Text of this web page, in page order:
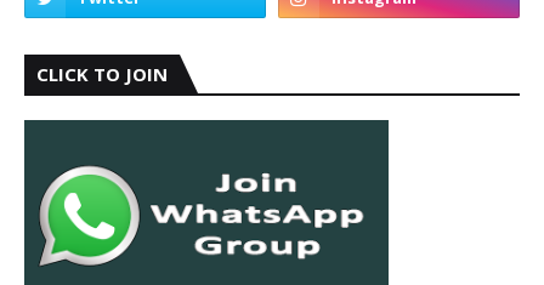
CLICK TO JOIN